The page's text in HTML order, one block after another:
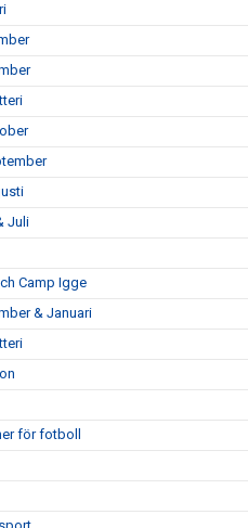
Juli
Camp Igge
& Januari
för fotboll